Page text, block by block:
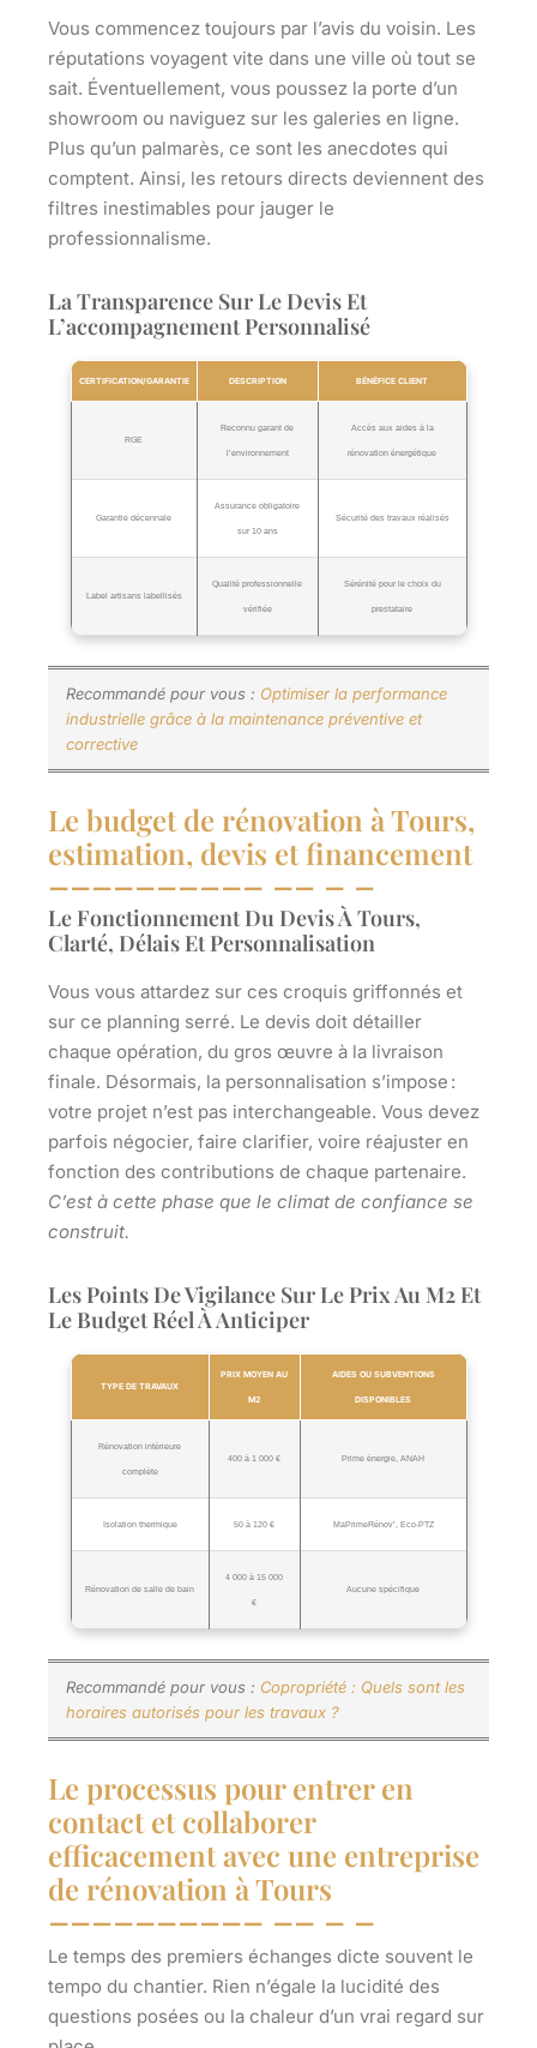
Vous commencez toujours par l’avis du voisin. Les
réputations voyagent vite dans une ville où tout se
sait. Éventuellement, vous poussez la porte d’un
showroom ou naviguez sur les galeries en ligne.
Plus qu’un palmarès, ce sont les anecdotes qui
comptent. Ainsi, les retours directs deviennent des
filtres inestimables pour jauger le
professionnalisme.
La Transparence Sur Le Devis Et
L’accompagnement Personnalisé
CERTIFICATION/GARANTIE DESCRIPTION BÉNÉFICE CLIENT
RGE
Reconnu garant de
l’environnement
Accès aux aides à la
rénovation énergétique
Garantie décennale
Assurance obligatoire
sur 10 ans
Sécurité des travaux réalisés
Label artisans labellisés
Qualité professionnelle
vérifiée
Sérénité pour le choix du
prestataire
Recommandé pour vous : Optimiser la performance
industrielle grâce à la maintenance préventive et
corrective
Le budget de rénovation à Tours,
estimation, devis et financement
Le Fonctionnement Du Devis À Tours,
Clarté, Délais Et Personnalisation
Vous vous attardez sur ces croquis griffonnés et
sur ce planning serré. Le devis doit détailler
chaque opération, du gros œuvre à la livraison
finale. Désormais, la personnalisation s’impose :
votre projet n’est pas interchangeable. Vous devez
parfois négocier, faire clarifier, voire réajuster en
fonction des contributions de chaque partenaire.
C’est à cette phase que le climat de confiance se
construit.
Les Points De Vigilance Sur Le Prix Au M2 Et
Le Budget Réel À Anticiper
TYPE DE TRAVAUX
PRIX MOYEN AU
M2
AIDES OU SUBVENTIONS
DISPONIBLES
Rénovation intérieure
complète
400 à 1 000 € Prime énergie, ANAH
Isolation thermique 50 à 120 € MaPrimeRénov’, Eco-PTZ
Rénovation de salle de bain
4 000 à 15 000
€
Aucune spécifique
Recommandé pour vous : Copropriété : Quels sont les
horaires autorisés pour les travaux ?
Le processus pour entrer en
contact et collaborer
efficacement avec une entreprise
de rénovation à Tours
Le temps des premiers échanges dicte souvent le
tempo du chantier. Rien n’égale la lucidité des
questions posées ou la chaleur d’un vrai regard sur